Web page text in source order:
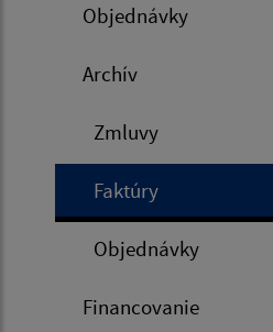
Objednávky
Archív
Zmluvy
Faktúry
Objednávky
Financovanie